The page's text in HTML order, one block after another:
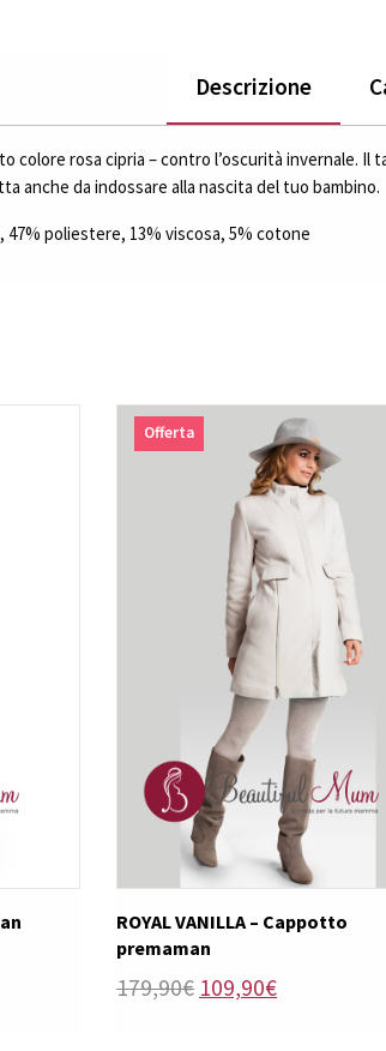
Descrizione
colore rosa cipria – contro l’oscurità invernale.
anche da indossare alla nascita del tuo bambino.
47% poliestere, 13% viscosa, 5% cotone
Offerta
ROYAL VANILLA – Cappotto
premaman
179,90€ Il
109,90€Il